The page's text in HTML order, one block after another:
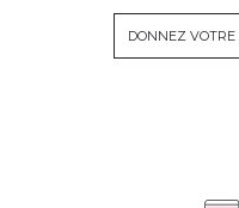
DONNEZ VOTRE